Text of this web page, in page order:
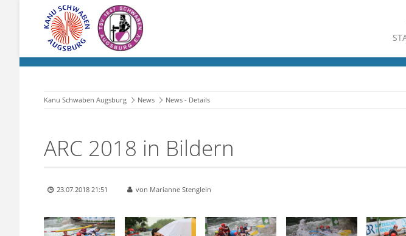
Kanu Schwaben Augsburg News News - Details
ARC 2018 in Bildern
23.07.2018 21:51 von Marianne Stenglein